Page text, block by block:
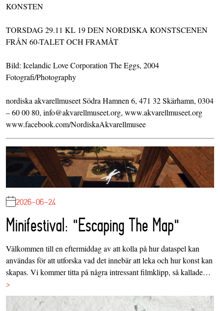
KONSTEN
TORSDAG 29.11 KL 19 DEN NORDISKA KONSTSCENEN
FRÅN 60-TALET OCH FRAMÅT
Bild: Icelandic Love Corporation The Eggs, 2004
Fotografi/Photography
nordiska akvarellmuseet Södra Hamnen 6, 471 32 Skärhamn, 0304
– 60 00 80, info@akvarellmuseet.org, www.akvarellmuseet.org
www.facebook.com/NordiskaAkvarellmusee
2026-06-24
Minifestival: "Escaping The Map"
Välkommen till en eftermiddag av att kolla på hur dataspel kan
användas för att utforska vad det innebär att leka och hur konst kan
skapas. Vi kommer titta på några intressant filmklipp, så kallade…
>